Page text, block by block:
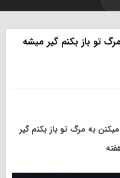
تو باز بکنم گیر میشه
میکنن به مرگ تو باز بکنم گیر